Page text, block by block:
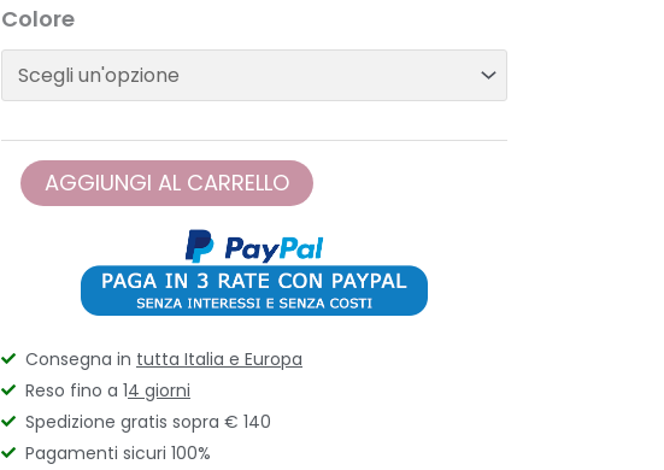
Colore
Dolce
&
Gabbana
-
DG5082
quantitàAGGIUNGI AL CARRELLO
Consegna in tutta Italia e Europa
Reso fino a 14 giorni
Spedizione gratis sopra € 140
Pagamenti sicuri 100%